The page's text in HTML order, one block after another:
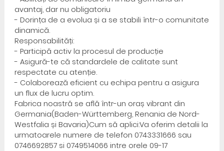
avantaj, dar nu obligatoriu
- Dorința de a evolua și a se stabili într-o comunitate
dinamică.
Responsabilități:
- Participă activ la procesul de producție
- Asigură-te că standardele de calitate sunt
respectate cu atenție.
- Colaborează eficient cu echipa pentru a asigura
un flux de lucru optim.
Fabrica noastră se află într-un oraș vibrant din
Germania(Baden-Württemberg, Renania de Nord-
Westfalia și Bavaria)Cum să aplici:Va oferim detalii la
urmatoarele numere de telefon 0743331666 sau
0746692857 si 0749514066 intre orele 09-17